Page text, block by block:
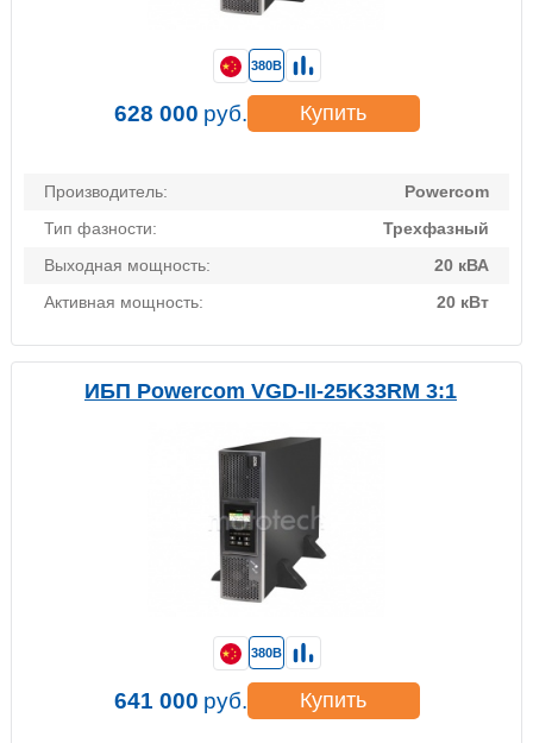
Производитель:
Powercom
Тип фазности:
Трехфазный
Выходная мощность:
20 кВА
Активная мощность:
20 кВт
380В
628 000 руб. Купить
ИБП Powercom VGD-II-25K33RM 3:1
380В
641 000 руб. Купить